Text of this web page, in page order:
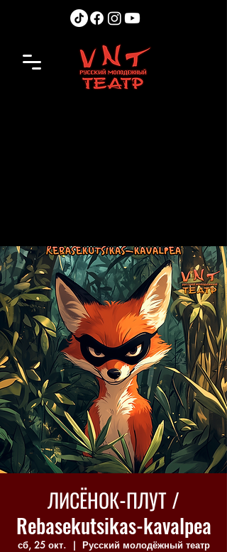
ЛИСЁНОК-ПЛУТ /
Rebasekutsikas-kavalpea
сб, 25 окт.
  |
Русский молодёжный театр